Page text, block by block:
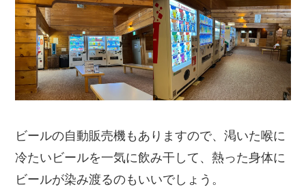
ビールの自動販売機もありますので、渇いた喉に
冷たいビールを一気に飲み干して、熱った身体に
ビールが染み渡るのもいいでしょう。